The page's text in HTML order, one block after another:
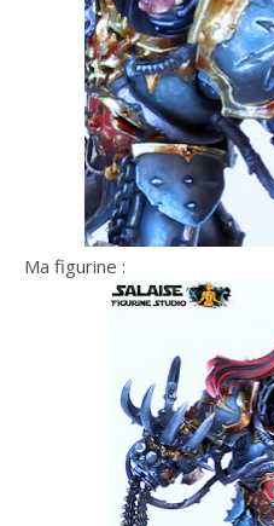
Ma figurine :